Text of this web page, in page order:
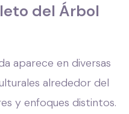
del Árbol
aparece en diversas
alrededor del
y enfoques distintos.